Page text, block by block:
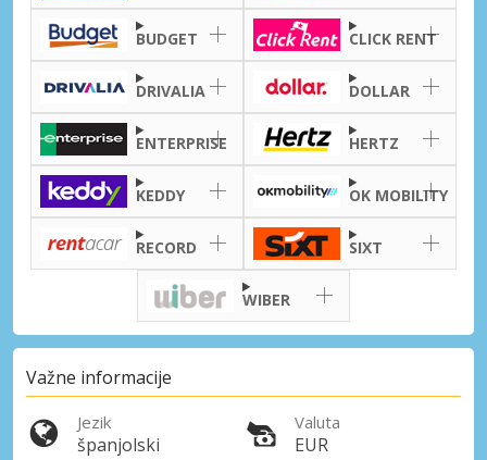
BUDGET CLICK RENT
DRIVALIA DOLLAR
ENTERPRISE HERTZ
KEDDY OK MOBILITY
RECORD SIXT
WIBER
Važne informacije
Jezik
španjolski
Valuta
EUR
Posebni popusti
Pristupite ekskluzivnim ponudama naših
dobavljača